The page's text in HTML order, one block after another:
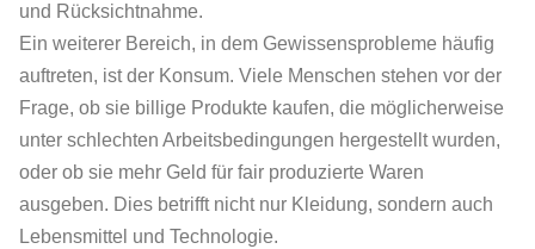
und Rücksichtnahme.
Ein weiterer Bereich, in dem Gewissensprobleme häufig
auftreten, ist der Konsum. Viele Menschen stehen vor der
Frage, ob sie billige Produkte kaufen, die möglicherweise
unter schlechten Arbeitsbedingungen hergestellt wurden,
oder ob sie mehr Geld für fair produzierte Waren
ausgeben. Dies betrifft nicht nur Kleidung, sondern auch
Lebensmittel und Technologie.